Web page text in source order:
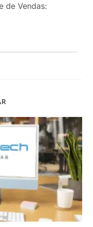
de Vendas: